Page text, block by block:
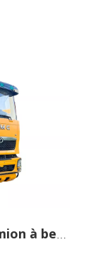
plus, la
sont
la
sont mises
camions
Problèmes et solutions de camion à benne basculante